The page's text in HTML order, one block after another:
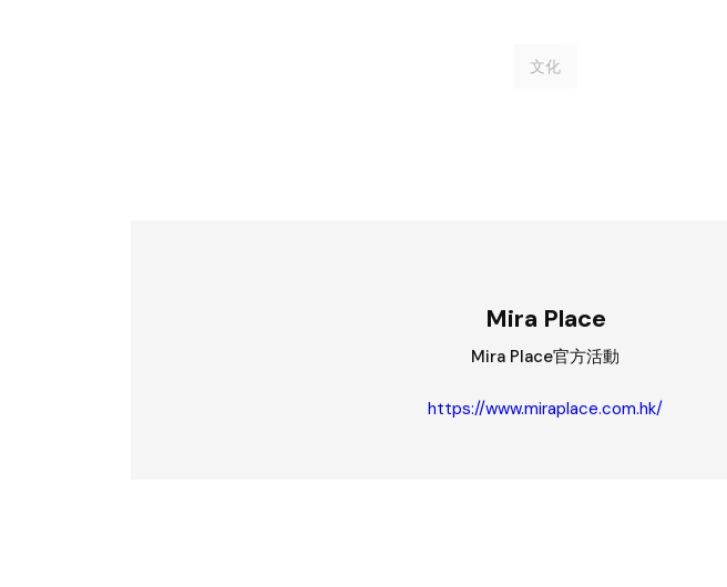
文化
Mira Place
Mira Place官方活動
https://www.miraplace.com.hk/